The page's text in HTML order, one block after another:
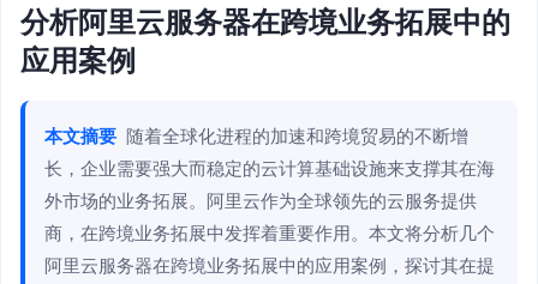
分析阿里云服务器在跨境业务拓展中的
应用案例
本文摘要 随着全球化进程的加速和跨境贸易的不断增
长，企业需要强大而稳定的云计算基础设施来支撑其在海
外市场的业务拓展。阿里云作为全球领先的云服务提供
商，在跨境业务拓展中发挥着重要作用。本文将分析几个
阿里云服务器在跨境业务拓展中的应用案例，探讨其在提